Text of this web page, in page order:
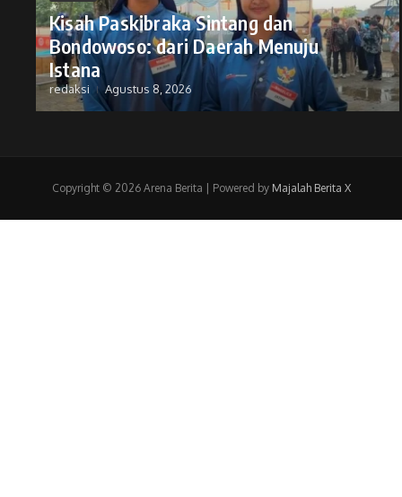
Kisah Paskibraka Sintang dan
Bondowoso: dari Daerah Menuju
Istana
redaksi Agustus 8, 2026
Copyright © 2026 Arena Berita | Powered by Majalah Berita X